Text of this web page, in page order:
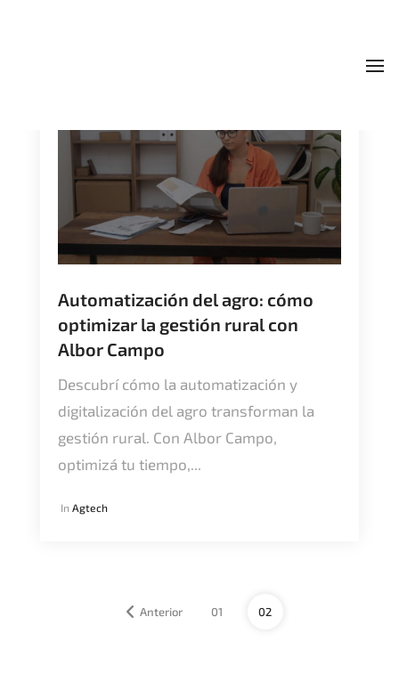
Automatización del agro: cómo
optimizar la gestión rural con
Albor Campo
Descubrí cómo la automatización y
digitalización del agro transforman la
gestión rural. Con Albor Campo,
optimizá tu tiempo,...
In Agtech
Anterior 01 02